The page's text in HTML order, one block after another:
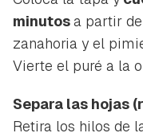
minutosa partir
zanahoria y el
Vierte el puré a la
Separa las hojas
Retira los hilos de